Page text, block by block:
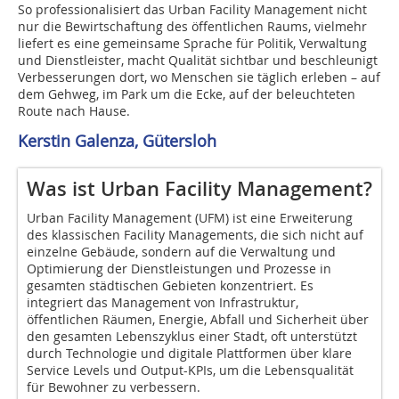
So professionalisiert das Urban Facility Management nicht
nur die Bewirtschaftung des öffentlichen Raums, vielmehr
liefert es eine gemeinsame Sprache für Politik, Verwaltung
und Dienstleister, macht Qualität sichtbar und beschleunigt
Verbesserungen dort, wo Menschen sie täglich erleben – auf
dem Gehweg, im Park um die Ecke, auf der beleuchteten
Route nach Hause.
Kerstin Galenza, Gütersloh
Was ist Urban Facility Management?
Urban Facility Management (UFM) ist eine Erweiterung
des klassischen Facility Managements, die sich nicht auf
einzelne Gebäude, sondern auf die Verwaltung und
Optimierung der Dienstleistungen und Prozesse in
gesamten städtischen Gebieten konzentriert. Es
integriert das Management von Infrastruktur,
öffentlichen Räumen, Energie, Abfall und Sicherheit über
den gesamten Lebenszyklus einer Stadt, oft unterstützt
durch Technologie und digitale Plattformen über klare
Service Levels und Output-KPIs, um die Lebensqualität
für Bewohner zu verbessern.